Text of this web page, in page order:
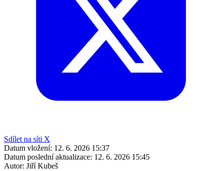
Sdílet na síti X
Datum vložení: 12. 6. 2026 15:37
Datum poslední aktualizace: 12. 6. 2026 15:45
Autor: Jiří Kubeš